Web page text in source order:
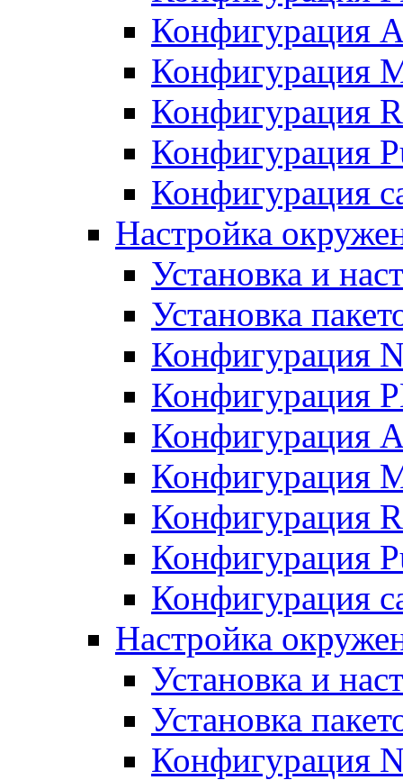
Конфигурация
Конфигурация
Конфигурация
Конфигурация
Конфигурация
Настройка
Установка и
Установка
Конфигурация
Конфигурация
Конфигурация
Конфигурация
Конфигурация
Конфигурация
Конфигурация
Настройка
Установка и
Установка
Конфигурация